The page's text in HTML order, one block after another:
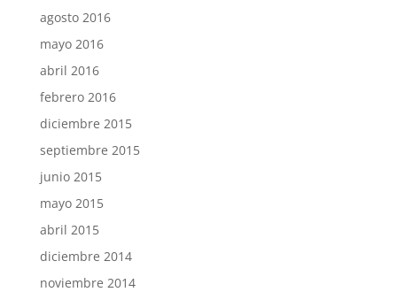
agosto 2016
mayo 2016
abril 2016
febrero 2016
diciembre 2015
septiembre 2015
junio 2015
mayo 2015
abril 2015
diciembre 2014
noviembre 2014